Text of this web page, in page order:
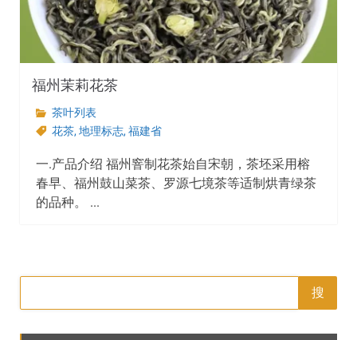
福州茉莉花茶
茶叶列表
花茶, 地理标志, 福建省
一.产品介绍 福州窨制花茶始自宋朝，茶坯采用榕
春早、福州鼓山菜茶、罗源七境茶等适制烘青绿茶
的品种。 ...
搜